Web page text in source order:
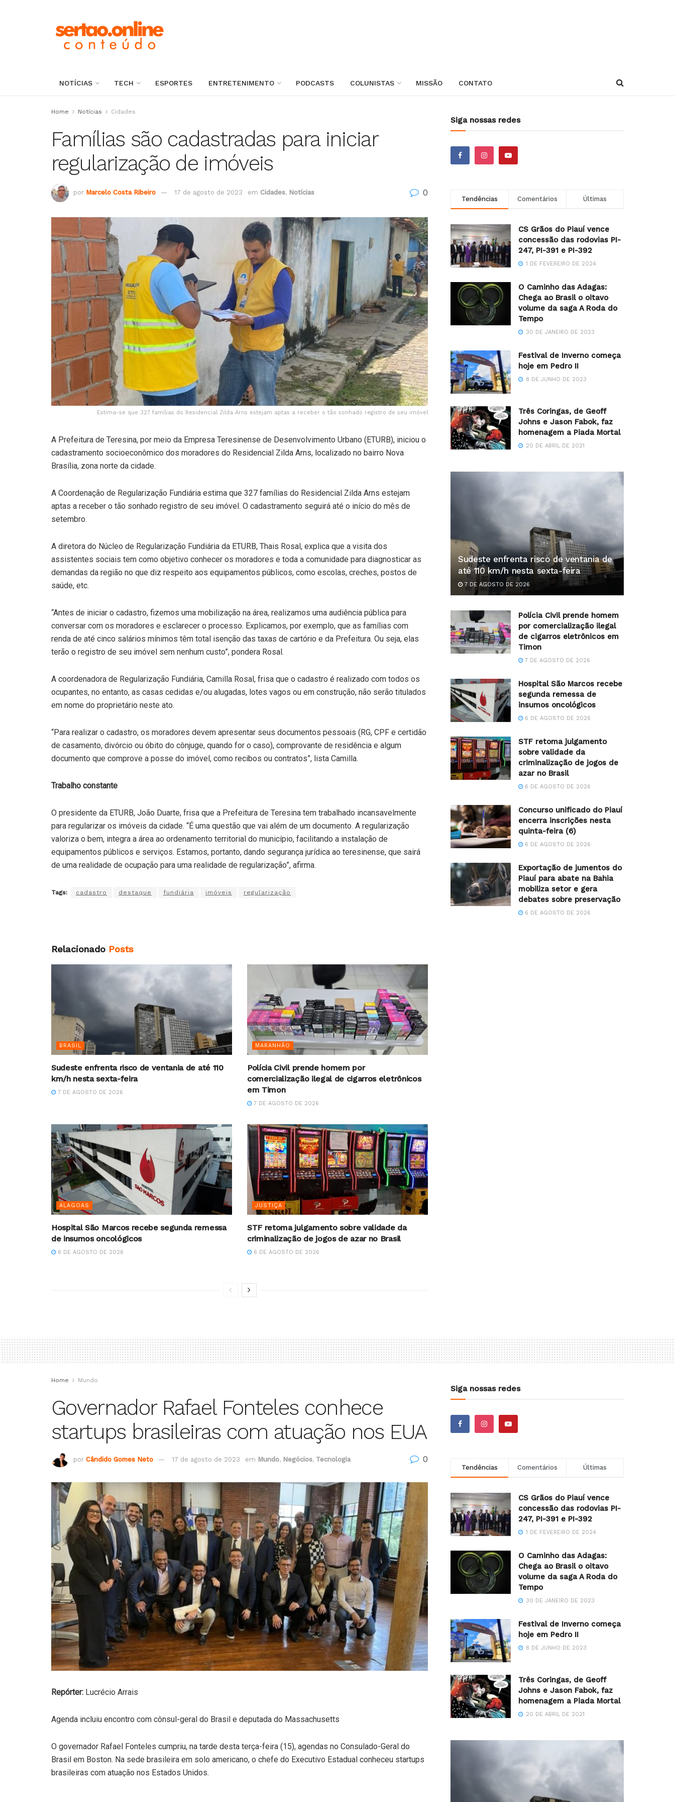
NOTÍCIAS TECH ESPORTES ENTRETENIMENTO PODCASTS COLUNISTAS MISSÃO CONTATO
Home Notícias Cidades
Famílias são cadastradas para iniciar
regularização de imóveis
por Marcelo Costa Ribeiro 17 de agosto de 2023 em Cidades, Notícias 0
Estima-se que 327 famílias do Residencial Zilda Arns estejam aptas a receber o tão sonhado registro de seu imóvel
A Prefeitura de Teresina, por meio da Empresa Teresinense de Desenvolvimento Urbano (ETURB), iniciou o
cadastramento socioeconômico dos moradores do Residencial Zilda Arns, localizado no bairro Nova
Brasília, zona norte da cidade.
A Coordenação de Regularização Fundiária estima que 327 famílias do Residencial Zilda Arns estejam
aptas a receber o tão sonhado registro de seu imóvel. O cadastramento seguirá até o início do mês de
setembro.
A diretora do Núcleo de Regularização Fundiária da ETURB, Thais Rosal, explica que a visita dos
assistentes sociais tem como objetivo conhecer os moradores e toda a comunidade para diagnosticar as
demandas da região no que diz respeito aos equipamentos públicos, como escolas, creches, postos de
saúde, etc.
“Antes de iniciar o cadastro, fizemos uma mobilização na área, realizamos uma audiência pública para
conversar com os moradores e esclarecer o processo. Explicamos, por exemplo, que as famílias com
renda de até cinco salários mínimos têm total isenção das taxas de cartório e da Prefeitura. Ou seja, elas
terão o registro de seu imóvel sem nenhum custo”, pondera Rosal.
A coordenadora de Regularização Fundiária, Camilla Rosal, frisa que o cadastro é realizado com todos os
ocupantes, no entanto, as casas cedidas e/ou alugadas, lotes vagos ou em construção, não serão titulados
em nome do proprietário neste ato.
“Para realizar o cadastro, os moradores devem apresentar seus documentos pessoais (RG, CPF e certidão
de casamento, divórcio ou óbito do cônjuge, quando for o caso), comprovante de residência e algum
documento que comprove a posse do imóvel, como recibos ou contratos”, lista Camilla.
Trabalho constante
O presidente da ETURB, João Duarte, frisa que a Prefeitura de Teresina tem trabalhado incansavelmente
para regularizar os imóveis da cidade. “É uma questão que vai além de um documento. A regularização
valoriza o bem, integra a área ao ordenamento territorial do município, facilitando a instalação de
equipamentos públicos e serviços. Estamos, portanto, dando segurança jurídica ao teresinense, que sairá
de uma realidade de ocupação para uma realidade de regularização”, afirma.
Tags: cadastro destaque fundiária imóveis regularização
Relacionado Posts
BRASIL
Sudeste enfrenta risco de ventania de até 110
km/h nesta sexta-feira
7 DE AGOSTO DE 2026
MARANHÃO
Polícia Civil prende homem por
comercialização ilegal de cigarros eletrônicos
em Timon
7 DE AGOSTO DE 2026
ALAGOAS
Hospital São Marcos recebe segunda remessa
de insumos oncológicos
6 DE AGOSTO DE 2026
JUSTIÇA
STF retoma julgamento sobre validade da
criminalização de jogos de azar no Brasil
6 DE AGOSTO DE 2026
Siga nossas redes
Tendências Comentários Últimas
CS Grãos do Piauí vence
concessão das rodovias PI-
247, PI-391 e PI-392
1 DE FEVEREIRO DE 2024
O Caminho das Adagas:
Chega ao Brasil o oitavo
volume da saga A Roda do
Tempo
30 DE JANEIRO DE 2023
Festival de Inverno começa
hoje em Pedro II
8 DE JUNHO DE 2023
Três Coringas, de Geoff
Johns e Jason Fabok, faz
homenagem a Piada Mortal
20 DE ABRIL DE 2021
Sudeste enfrenta risco de ventania de
até 110 km/h nesta sexta-feira
7 DE AGOSTO DE 2026
Polícia Civil prende homem
por comercialização ilegal
de cigarros eletrônicos em
Timon
7 DE AGOSTO DE 2026
Hospital São Marcos recebe
segunda remessa de
insumos oncológicos
6 DE AGOSTO DE 2026
STF retoma julgamento
sobre validade da
criminalização de jogos de
azar no Brasil
6 DE AGOSTO DE 2026
Concurso unificado do Piauí
encerra inscrições nesta
quinta-feira (6)
6 DE AGOSTO DE 2026
Exportação de jumentos do
Piauí para abate na Bahia
mobiliza setor e gera
debates sobre preservação
6 DE AGOSTO DE 2026
Home Mundo
Governador Rafael Fonteles conhece
startups brasileiras com atuação nos EUA
por Cândido Gomes Neto 17 de agosto de 2023 em Mundo, Negócios, Tecnologia 0
Repórter: Lucrécio Arrais
Agenda incluiu encontro com cônsul-geral do Brasil e deputada do Massachusetts
O governador Rafael Fonteles cumpriu, na tarde desta terça-feira (15), agendas no Consulado-Geral do
Brasil em Boston. Na sede brasileira em solo americano, o chefe do Executivo Estadual conheceu startups
brasileiras com atuação nos Estados Unidos.
Siga nossas redes
Tendências Comentários Últimas
CS Grãos do Piauí vence
concessão das rodovias PI-
247, PI-391 e PI-392
1 DE FEVEREIRO DE 2024
O Caminho das Adagas:
Chega ao Brasil o oitavo
volume da saga A Roda do
Tempo
30 DE JANEIRO DE 2023
Festival de Inverno começa
hoje em Pedro II
8 DE JUNHO DE 2023
Três Coringas, de Geoff
Johns e Jason Fabok, faz
homenagem a Piada Mortal
20 DE ABRIL DE 2021